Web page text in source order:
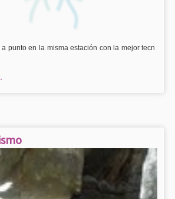
punto en la misma estación con la mejor tecn